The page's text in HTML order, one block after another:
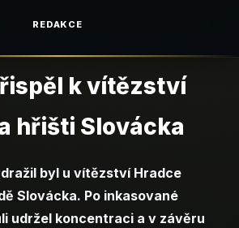
REDAKCE
k vítězství
hřišti Slovácka
byl u vítězství Hradce
Slovácka. Po inkasované
udržel koncentraci a v závěru